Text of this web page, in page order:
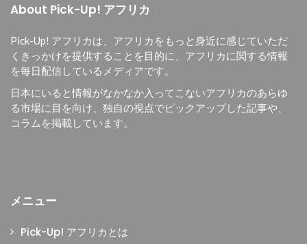
About Pick-Up! アフリカ
Pick-Up! アフリカは、 アフリカをもっと身近に感じていただ
くきっかけを提供することを目的に、 アフリカに関する情報
を毎日配信しているメディアです。
日本にいると情報がなかなか入ってこないアフリカのあらゆ
る市場に目を向け、独自の視点でピックアップした記事や、
コラムを掲載しています。
メニュー
Pick-Up! アフリカとは